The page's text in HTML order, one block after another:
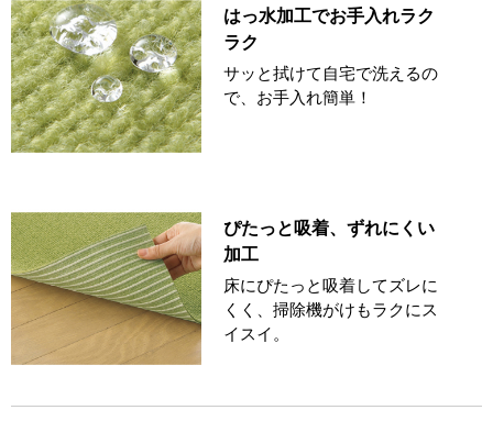
はっ水加工でお手入れラク
ラク
サッと拭けて自宅で洗えるの
で、お手入れ簡単！
ぴたっと吸着、ずれにくい
加工
床にぴたっと吸着してズレに
くく、掃除機がけもラクにス
イスイ。